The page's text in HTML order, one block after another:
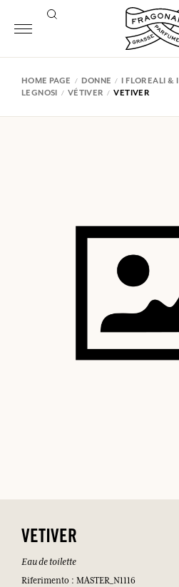
HOME PAGE DONNE
I FLOREALI & I
LEGNOSI
VÉTIVER VETIVER
VETIVER
Eau de toilette
Riferimento : MASTER_N1116